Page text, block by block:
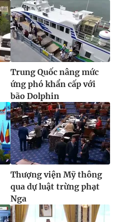
Trung Quốc nâng mức
ứng phó khẩn cấp với
bão Dolphin
Thượng viện Mỹ thông
qua dự luật trừng phạt
Nga